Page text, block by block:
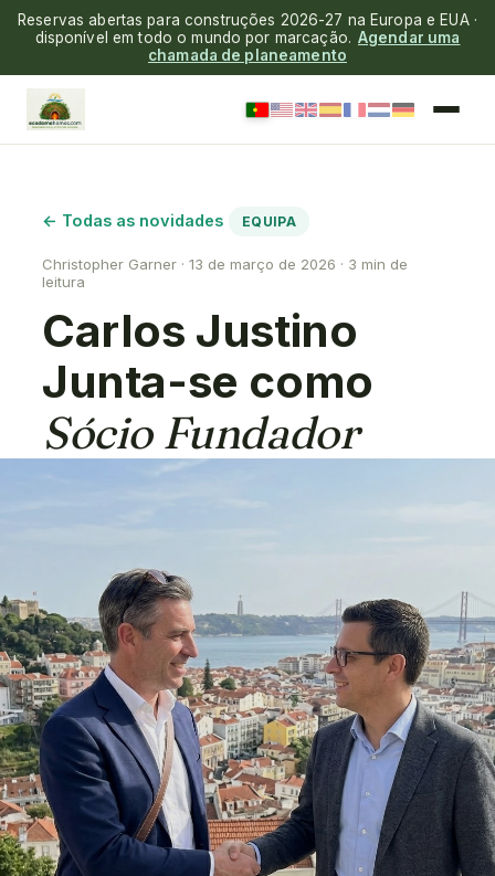
Reservas abertas para construções 2026-27 na Europa e EUA ·
disponível em todo o mundo por marcação. Agendar uma
chamada de planeamento
← Todas as novidades EQUIPA
Christopher Garner · 13 de março de 2026 · 3 min de
leitura
Carlos Justino
Junta-se como
Sócio Fundador